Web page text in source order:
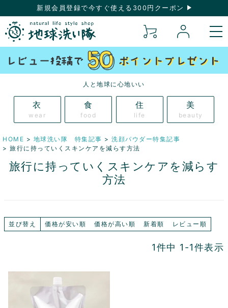
新規会員登録で今すぐ使える300円クーポン
人と地球に心地いい
衣
wear
食
food
住
life
美
beauty
HOME 地球洗い隊 特集記事
洗顔パウダー特集記事
旅行に持っていくスキンケアを減らす方法
旅行に持っていくスキンケアを減らす
方法
並び替え 価格が安い順 価格が高い順 新着順 レビュー順
1件中 1 -1件表示